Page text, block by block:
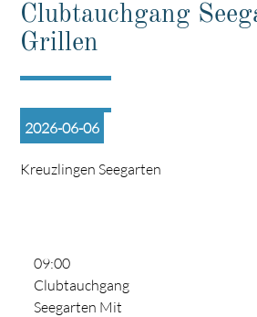
Clubtauchgang
Grillen
2026-06-06
Kreuzlingen Seegarten
09:00
Clubtauchgang
Seegarten Mit